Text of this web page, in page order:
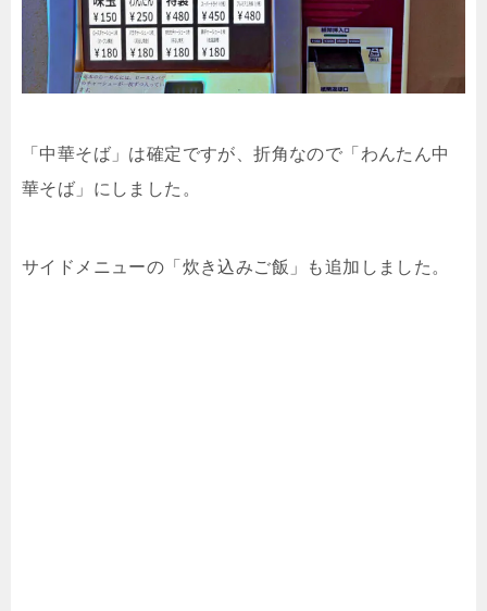
「中華そば」は確定ですが、折角なので「わんたん中
華そば」にしました。
サイドメニューの「炊き込みご飯」も追加しました。